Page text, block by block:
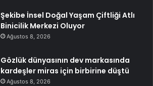
Şekibe İnsel Doğal Yaşam Çiftliği Atlı
Binicilik Merkezi Oluyor
Ağustos 8, 2026
Gözlük dünyasının dev markasında
kardeşler miras için birbirine düştü
Ağustos 8, 2026